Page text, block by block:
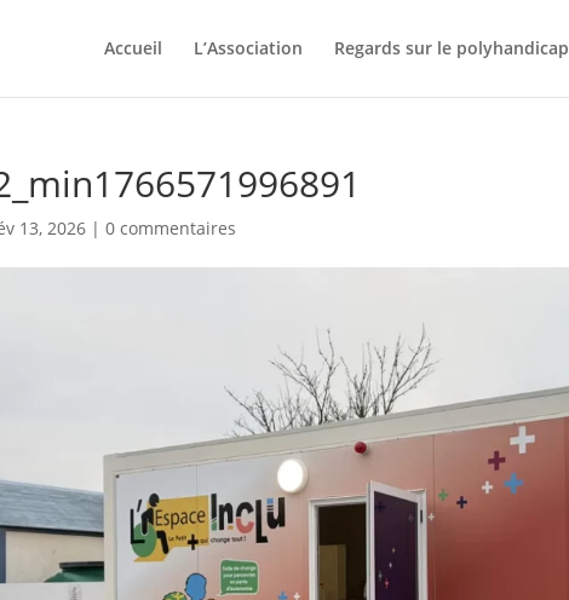
Accueil L’Association Regards sur le polyhandicap
13, 2026 |0 commentaires